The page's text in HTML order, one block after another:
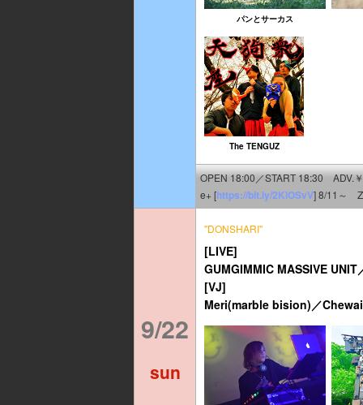
パンとサーカス
The TENGUZ
OPEN 18:00／START 18:30 ADV.
e+ [https://bit.ly/2KlOSvV] 8/11～
9/22
sun
"DONSHARI"
[LIVE]
GUMGIMMIC MASSIVE
[VJ]
Meri(marble bision)／